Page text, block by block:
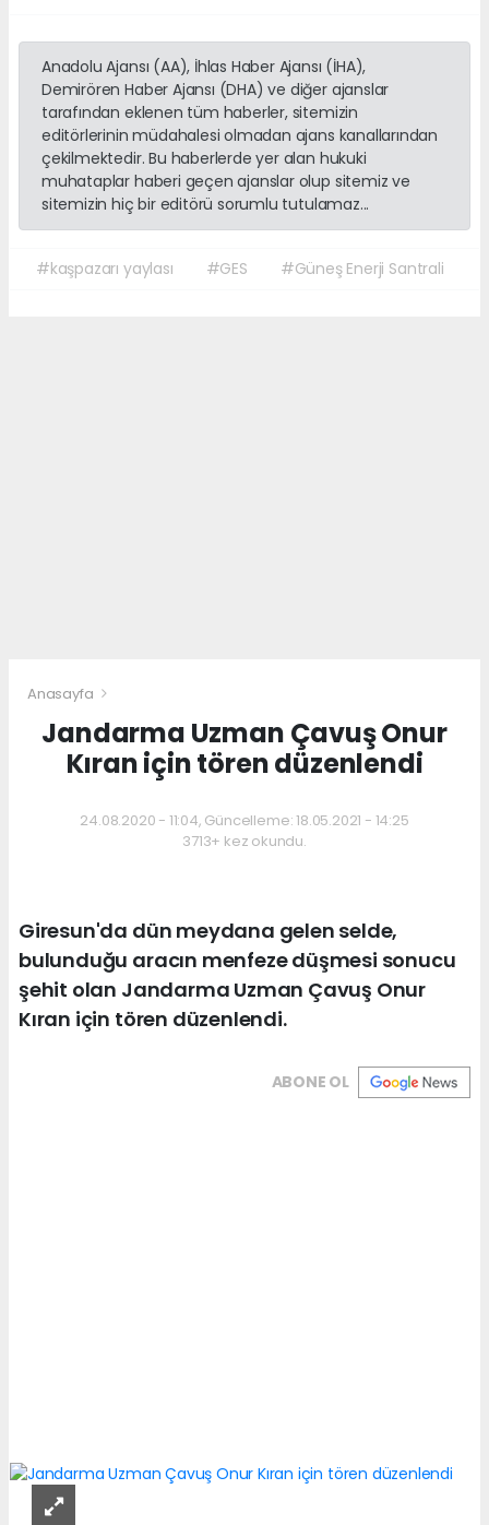
Anadolu Ajansı (AA), İhlas Haber Ajansı (İHA),
Demirören Haber Ajansı (DHA) ve diğer ajanslar
tarafından eklenen tüm haberler, sitemizin
editörlerinin müdahalesi olmadan ajans kanallarından
çekilmektedir. Bu haberlerde yer alan hukuki
muhataplar haberi geçen ajanslar olup sitemiz ve
sitemizin hiç bir editörü sorumlu tutulamaz...
#kaşpazarı yaylası #GES #Güneş Enerji Santrali
Anasayfa
Jandarma Uzman Çavuş Onur
Kıran için tören düzenlendi
24.08.2020 - 11:04, Güncelleme: 18.05.2021 - 14:25
3713+ kez okundu.
Giresun'da dün meydana gelen selde,
bulunduğu aracın menfeze düşmesi sonucu
şehit olan Jandarma Uzman Çavuş Onur
Kıran için tören düzenlendi.
ABONE OL